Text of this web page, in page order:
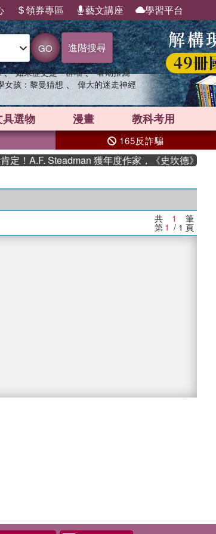
領券專區 藝文講座 學習平台
GO 進階搜尋
、 如果歷史是一群喵 、 暑期推薦
女孩：黎曼猜想 、 偉大的迷走神經
具選物 漫畫 教科考用
165反詐騙
！A.F. Steadman 獲年度作家，《史坎德》系列
共 1 筆
第 1 / 1 頁